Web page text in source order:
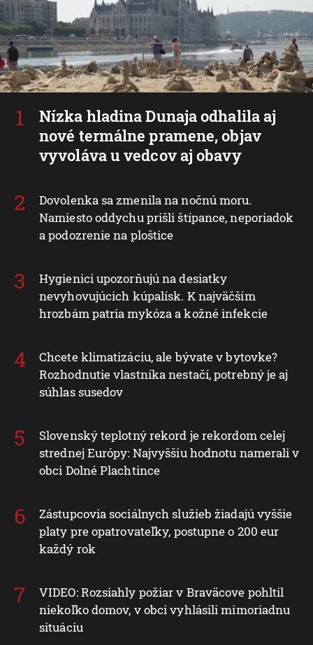
Nízka hladina Dunaja odhalila aj
nové termálne pramene, objav
vyvoláva u vedcov aj obavy
Dovolenka sa zmenila na nočnú moru.
Namiesto oddychu prišli štípance, neporiadok
a podozrenie na ploštice
Hygienici upozorňujú na desiatky
nevyhovujúcich kúpalísk. K najväčším
hrozbám patria mykóza a kožné infekcie
Chcete klimatizáciu, ale bývate v bytovke?
Rozhodnutie vlastníka nestačí, potrebný je aj
súhlas susedov
Slovenský teplotný rekord je rekordom celej
strednej Európy: Najvyššiu hodnotu namerali v
obci Dolné Plachtince
Zástupcovia sociálnych služieb žiadajú vyššie
platy pre opatrovateľky, postupne o 200 eur
každý rok
VIDEO: Rozsiahly požiar v Braväcove pohltil
niekoľko domov, v obci vyhlásili mimoriadnu
situáciu